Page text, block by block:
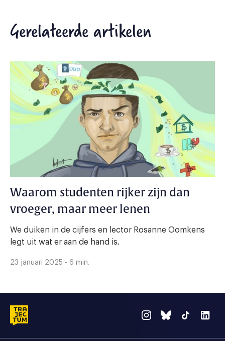
Gerelateerde artikelen
Waarom studenten rijker zijn dan
vroeger, maar meer lenen
We duiken in de cijfers en lector Rosanne Oomkens
legt uit wat er aan de hand is.
23 januari 2025 - 6 min.